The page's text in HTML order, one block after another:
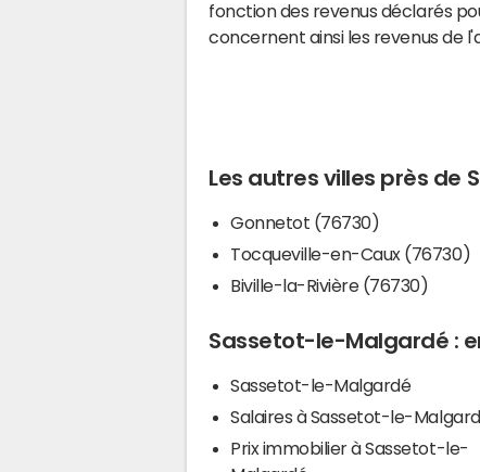
fonction des revenus déclarés
concernent ainsi les revenus de
Les autres villes près de
Gonnetot (76730)
Tocqueville-en-Caux (76730)
Biville-la-Rivière (76730)
Sassetot-le-Malgardé :
Sassetot-le-Malgardé
Salaires à Sassetot-le-
Prix immobilier à Sassetot-le-